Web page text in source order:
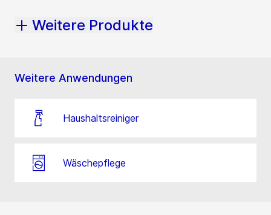
Weitere Produkte
Weitere Anwendungen
Haushaltsreiniger
Wäschepflege